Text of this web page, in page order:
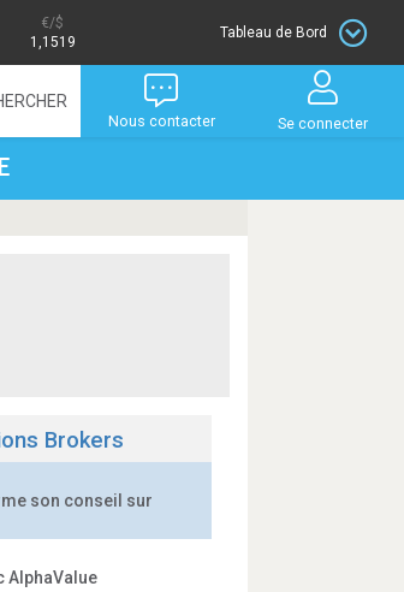
/$
1,1519
Tableau de Bord
Nous contacter Se connecter
Brokers
son conseil sur
AlphaValue